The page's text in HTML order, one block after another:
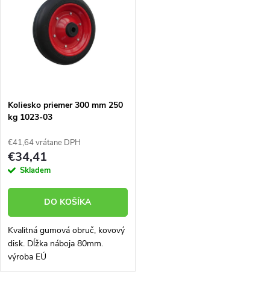
Koliesko priemer 300 mm 250
kg 1023-03
€41,64 vrátane DPH
€34,41
Skladem
DO KOŠÍKA
Kvalitná gumová obruč, kovový
disk. Dĺžka náboja 80mm.
výroba EÚ